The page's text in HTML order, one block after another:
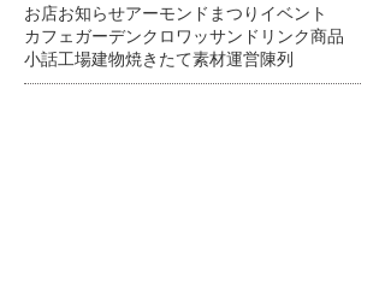
お店お知らせアーモンドまつり イベント
カフェ ガーデンクロワッサン ドリンク商品
小話工場建物焼きたて素材運営陳列